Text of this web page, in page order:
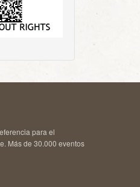
para el
Más de 30.000 eventos